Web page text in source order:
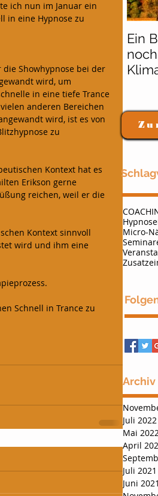
ich nun im Januar ein
in eine Hypnose zu
Showhypnose bei der
wird, um
in eine tiefe Trance
anderen Bereichen
wird, ist es von
zu
Kontext hat es
Erikson gerne
reichen, weil er die
Kontext sinnvoll
wird und ihm eine
Schnell in Trance zu
Ein
Archiv
Juli 2022
Mai 2022
April
Juli 2021
Juni 2021
Hypnose
Micro-